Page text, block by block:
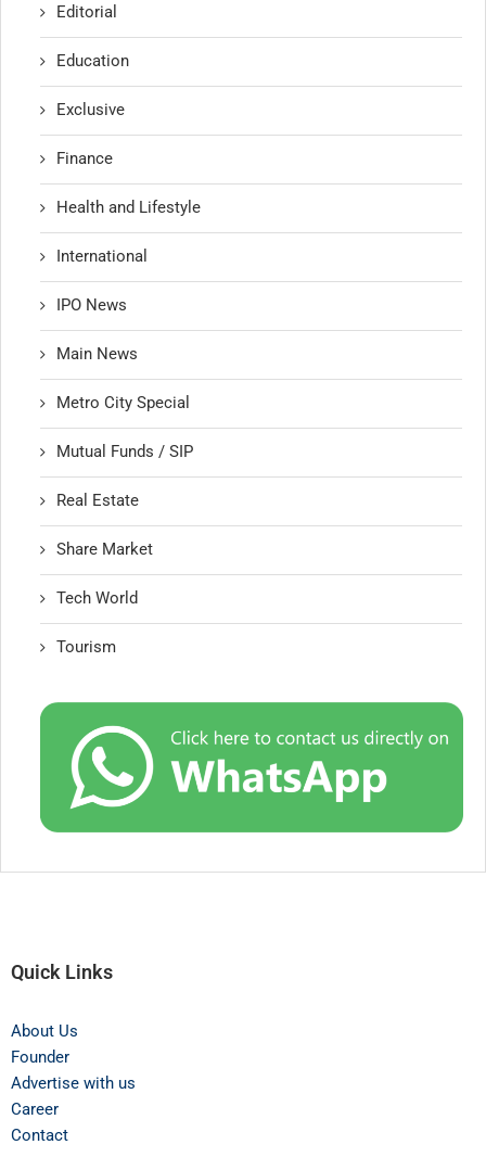
Editorial
Education
Exclusive
Finance
Health and Lifestyle
International
IPO News
Main News
Metro City Special
Mutual Funds / SIP
Real Estate
Share Market
Tech World
Tourism
Quick Links
About Us
Founder
Advertise with us
Career
Contact